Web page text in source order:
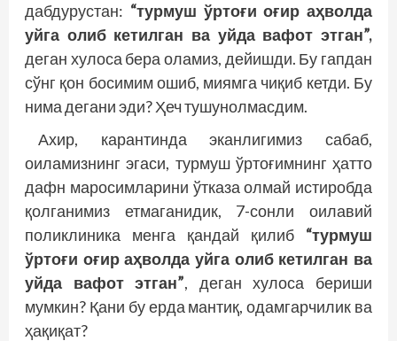
дабдурустан: “турмуш ўртоғи оғир аҳволда
уйга олиб кетилган ва уйда вафот этган”,
деган хулоса бера оламиз, де­йишди. Бу гапдан
сўнг қон босимим ошиб, миямга чиқиб кетди. Бу
нима дегани эди? Ҳеч тушунолмасдим.
Ахир, карантинда эканлигимиз сабаб,
оиламизнинг эгаси, турмуш ўртоғимнинг ҳатто
дафн маросимларини ўтказа олмай истиробда
қолганимиз етмаганидик, 7-сонли оилавий
поликлиника менга қандай қилиб “турмуш
ўртоғи оғир аҳволда уйга олиб кетилган ва
уйда вафот этган”, деган хулоса бериши
мумкин? Қани бу ерда мантиқ, одамгарчилик ва
ҳақиқат?